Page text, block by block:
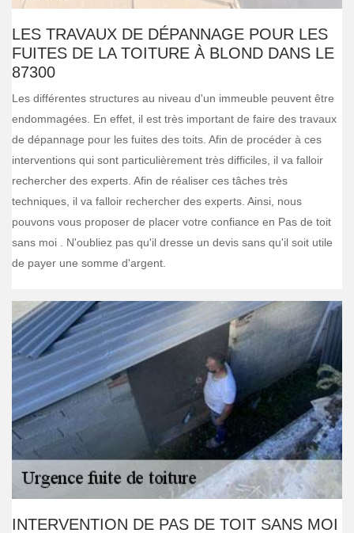
LES TRAVAUX DE DÉPANNAGE POUR LES
FUITES DE LA TOITURE À BLOND DANS LE
87300
Les différentes structures au niveau d'un immeuble peuvent être
endommagées. En effet, il est très important de faire des travaux
de dépannage pour les fuites des toits. Afin de procéder à ces
interventions qui sont particulièrement très difficiles, il va falloir
rechercher des experts. Afin de réaliser ces tâches très
techniques, il va falloir rechercher des experts. Ainsi, nous
pouvons vous proposer de placer votre confiance en Pas de toit
sans moi . N'oubliez pas qu'il dresse un devis sans qu'il soit utile
de payer une somme d'argent.
INTERVENTION DE PAS DE TOIT SANS MOI